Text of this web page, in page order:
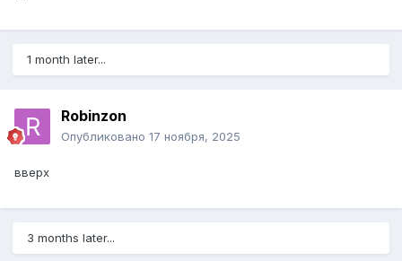
1 month later...
Robinzon
Опубликовано 17 ноября, 2025
вверх
3 months later...